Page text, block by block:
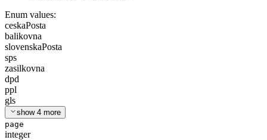
Enum values:
ceskaPosta
balikovna
slovenskaPosta
sps
zasilkovna
dpd
ppl
gls
show 4 more
page
integer